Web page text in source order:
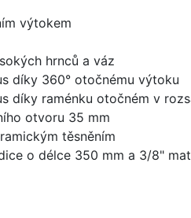
výtokem
hrnců a váz
díky 360° otočnému výtoku
díky raménku otočném v
otvoru 35 mm
těsněním
o délce 350 mm a 3/8"